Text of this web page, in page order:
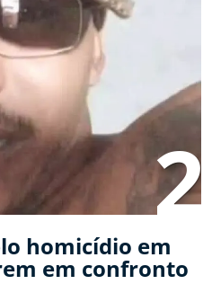
2
homicídio em
em confronto